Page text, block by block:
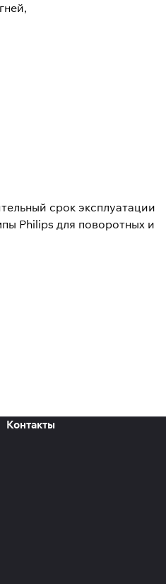
срок эксплуатации
Philips для поворотных и
Контакты